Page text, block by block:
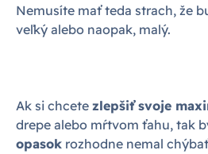
Nemusíte mať teda strach, že
veľký alebo naopak, malý.
Ak si chcete zlepšiť svoje
drepe alebo mŕtvom ťahu, tak
opasok rozhodne nemal